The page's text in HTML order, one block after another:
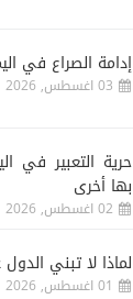
إدامة الصراع في
03 اغسطس, 2026
حرية التعبير في
بها أخرى
02 اغسطس, 2026
لماذا لا تبني
01 اغسطس, 2026